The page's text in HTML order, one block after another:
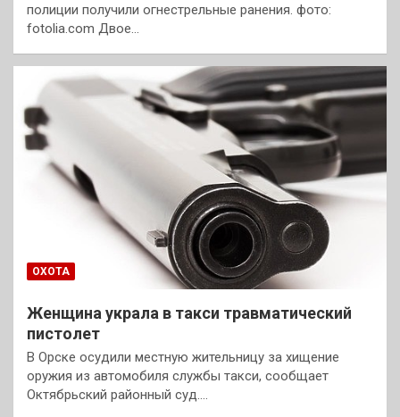
полиции получили огнестрельные ранения. фото:
fotolia.com Двое…
ОХОТА
Женщина украла в такси травматический
пистолет
В Орске осудили местную жительницу за хищение
оружия из автомобиля службы такси, сообщает
Октябрьский районный суд.…